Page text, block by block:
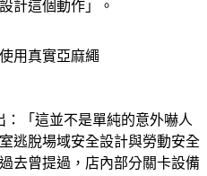
計這個動作」。
用真實亞麻繩
：「這並不是單純的意外嚇人
逃脫場域安全設計與勞動安全
去曾提過，店內部分關卡設備